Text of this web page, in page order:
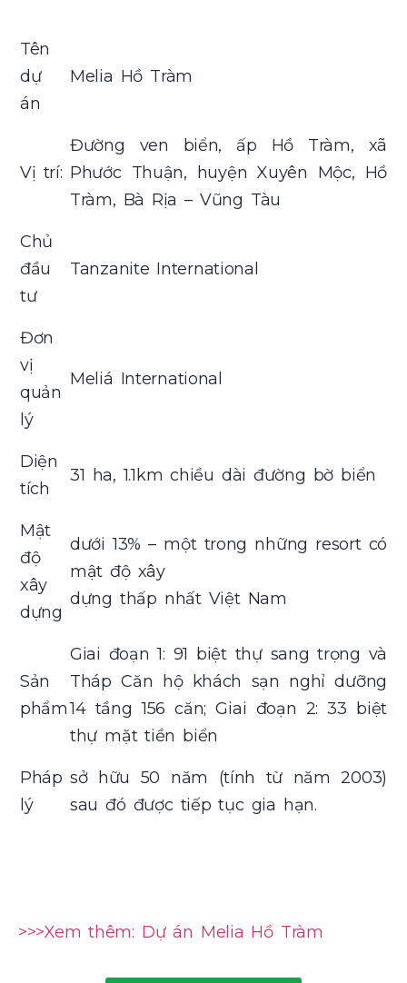
Tên
dự
án
Melia Hồ Tràm
Vị trí:
Đường ven biển, ấp Hồ Tràm, xã
Phước Thuận, huyện Xuyên Mộc, Hồ
Tràm, Bà Rịa – Vũng Tàu
Chủ
đầu
tư
Tanzanite International
Đơn
vị
quản
lý
Meliá International
Diện
tích
31 ha, 1.1km chiều dài đường bờ biển
Mật
độ
xây
dựng
dưới 13% – một trong những resort có
mật độ xây
dựng thấp nhất Việt Nam
Sản
phẩm
Giai đoạn 1: 91 biệt thự sang trọng và
Tháp Căn hộ khách sạn nghỉ dưỡng
14 tầng 156 căn; Giai đoạn 2: 33 biệt
thự mặt tiền biển
Pháp
lý
sở hữu 50 năm (tính từ năm 2003)
sau đó được tiếp tục gia hạn.
>>>Xem thêm: Dự án Melia Hồ Tràm